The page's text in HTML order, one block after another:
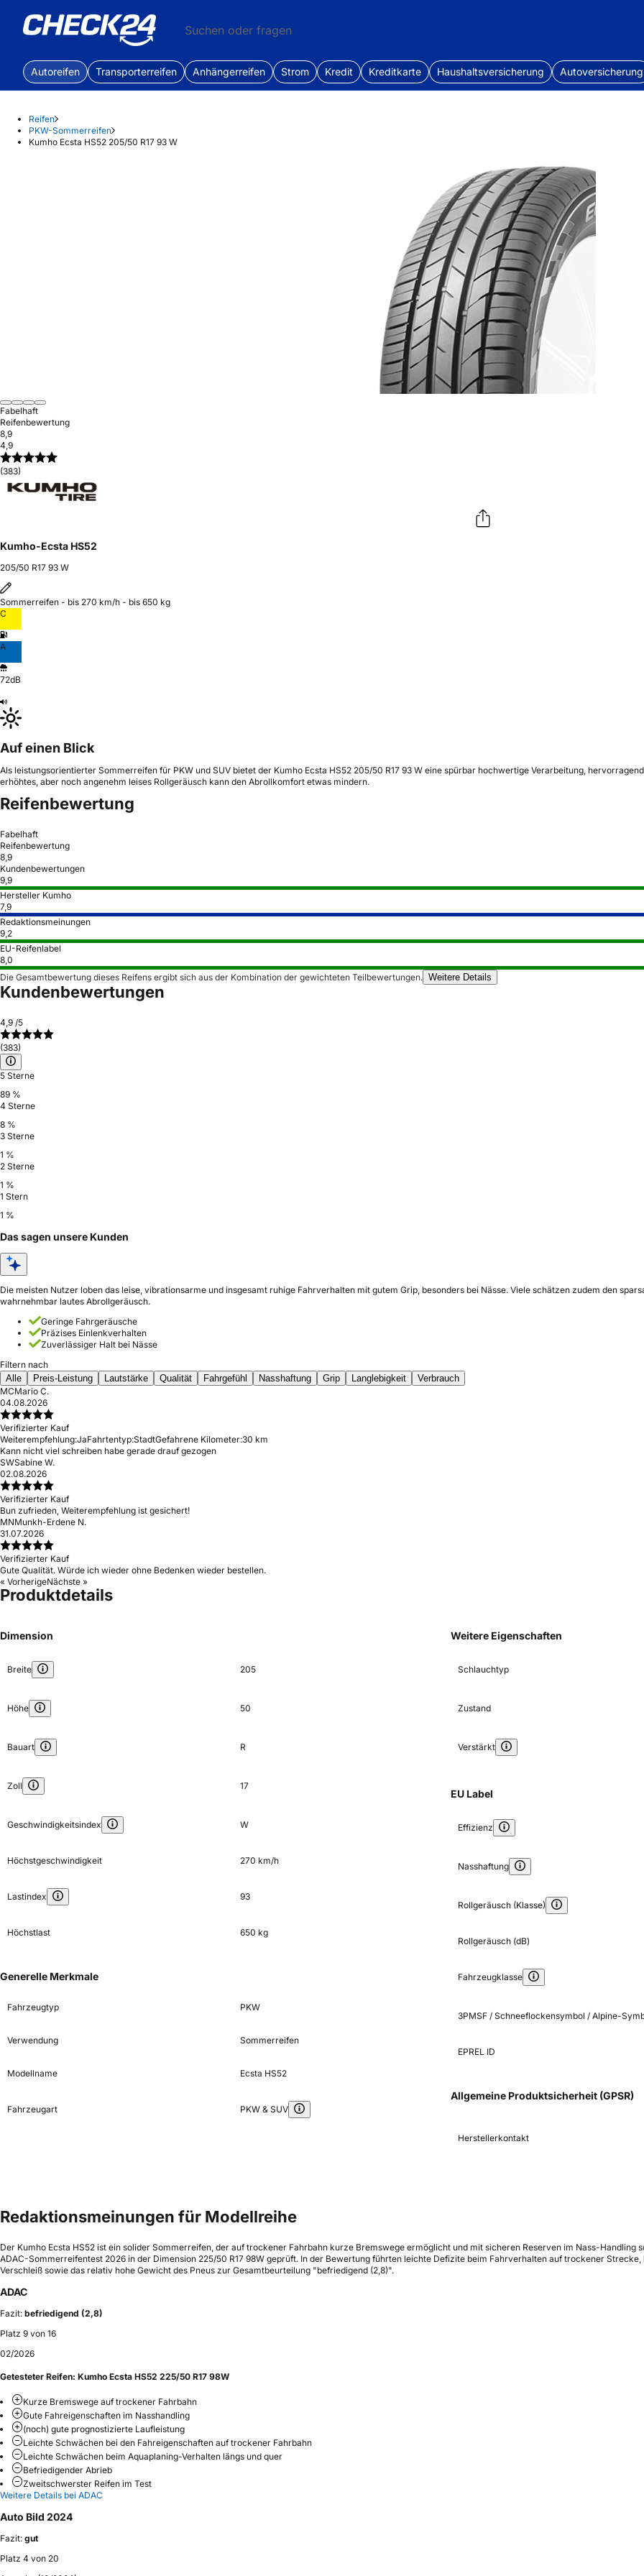
Suchen oder fragen
Autoreifen Transporterreifen Anhängerreifen Strom Kredit Kreditkarte Haushaltsversicherung Autoversicherung
Reifen
PKW-Sommerreifen
Kumho Ecsta HS52 205/50 R17 93 W
Fabelhaft
Reifenbewertung
8,9
4,9
(383)
Kumho-Ecsta HS52
205/50 R17 93 W
Sommerreifen - bis 270 km/h - bis 650 kg
C
A
72dB
Auf einen Blick
Als leistungsorientierter Sommerreifen für PKW und SUV bietet der Kumho Ecsta HS52 205/50 R17 93 W eine spürbar hochwertige Verarbeitung,
erhöhtes, aber noch angenehm leises Rollgeräusch kann den Abrollkomfort etwas mindern.
Reifenbewertung
Fabelhaft
Reifenbewertung
8,9
Kundenbewertungen
9,9
Hersteller Kumho
7,9
Redaktionsmeinungen
9,2
EU-Reifenlabel
8,0
Die Gesamtbewertung dieses Reifens ergibt sich aus der Kombination der gewichteten Teilbewertungen. Weitere Details
Kundenbewertungen
4,9 /5
(383)
5 Sterne
89 %
4 Sterne
8 %
3 Sterne
1 %
2 Sterne
1 %
1 Stern
1 %
Das sagen unsere Kunden
Die meisten Nutzer loben das leise, vibrationsarme und insgesamt ruhige Fahrverhalten mit gutem Grip, besonders bei Nässe. Viele schätzen zudem den
wahrnehmbar lautes Abrollgeräusch.
Geringe Fahrgeräusche
Präzises Einlenkverhalten
Zuverlässiger Halt bei Nässe
Filtern nach
Alle
Preis-Leistung Lautstärke Qualität Fahrgefühl Nasshaftung Grip Langlebigkeit
Verbrauch
MCMario C.
04.08.2026
Verifizierter Kauf
Weiterempfehlung:JaFahrtentyp:StadtGefahrene Kilometer:30 km
Kann nicht viel schreiben habe gerade drauf gezogen
SWSabine W.
02.08.2026
Verifizierter Kauf
Bun zufrieden, Weiterempfehlung ist gesichert!
MNMunkh-Erdene N.
31.07.2026
Verifizierter Kauf
Gute Qualität. Würde ich wieder ohne Bedenken wieder bestellen.
« VorherigeNächste »
Produktdetails
Dimension
Breite 205
Höhe 50
Bauart R
Zoll 17
Geschwindigkeitsindex W
Höchstgeschwindigkeit 270 km/h
Lastindex 93
Höchstlast 650 kg
Generelle Merkmale
Fahrzeugtyp PKW
Verwendung Sommerreifen
Modellname Ecsta HS52
Fahrzeugart PKW & SUV
Weitere Eigenschaften
Schlauchtyp
Zustand
Verstärkt
EU Label
Effizienz
Nasshaftung
Rollgeräusch (Klasse)
Rollgeräusch (dB)
Fahrzeugklasse
3PMSF / Schneeflockensymbol / Alpine-
EPREL ID
Allgemeine Produktsicherheit (GPSR)
Herstellerkontakt
Redaktionsmeinungen für Modellreihe
Der Kumho Ecsta HS52 ist ein solider Sommerreifen, der auf trockener Fahrbahn kurze Bremswege ermöglicht und mit sicheren Reserven im Nass-
ADAC-Sommerreifentest 2026 in der Dimension 225/50 R17 98W geprüft. In der Bewertung führten leichte Defizite beim Fahrverhalten auf trockener
Verschleiß sowie das relativ hohe Gewicht des Pneus zur Gesamtbeurteilung "befriedigend (2,8)".
ADAC
Fazit: befriedigend (2,8)
Platz 9 von 16
02/2026
Getesteter Reifen: Kumho Ecsta HS52 225/50 R17 98W
Kurze Bremswege auf trockener Fahrbahn
Gute Fahreigenschaften im Nasshandling
(noch) gute prognostizierte Laufleistung
Leichte Schwächen bei den Fahreigenschaften auf trockener Fahrbahn
Leichte Schwächen beim Aquaplaning-Verhalten längs und quer
Befriedigender Abrieb
Zweitschwerster Reifen im Test
Weitere Details bei ADAC
Auto Bild 2024
Fazit: gut
Platz 4 von 20